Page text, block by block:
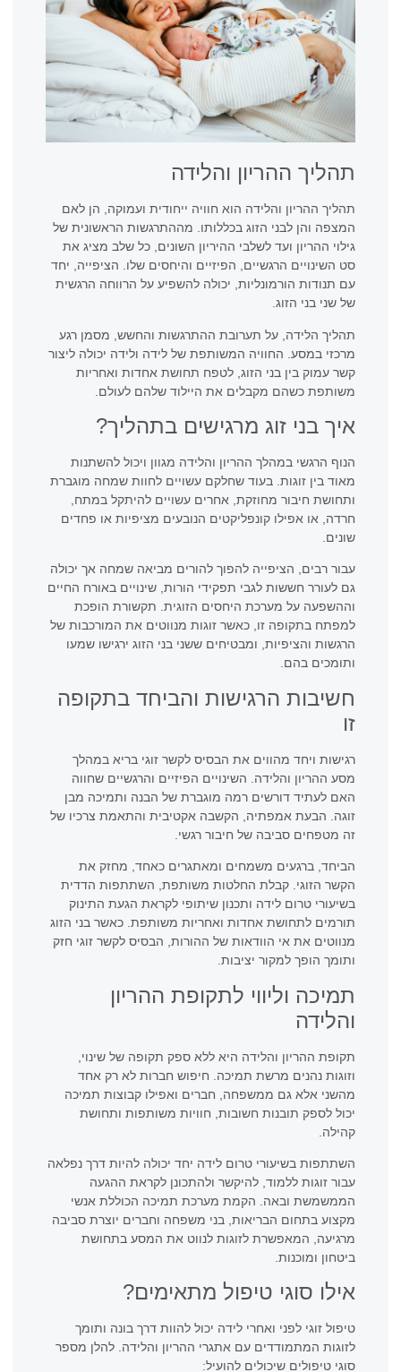
תהליך ההריון והלידה
תהליך ההריון והלידה הוא חוויה ייחודית ועמוקה, הן לאם
המצפה והן לבני הזוג בכללותו. מההתרגשות הראשונית של
גילוי ההריון ועד לשלבי ההיריון השונים, כל שלב מציג את
סט השינויים הרגשיים, הפיזיים והיחסים שלו. הציפייה, יחד
עם תנודות הורמונליות, יכולה להשפיע על הרווחה הרגשית
של שני בני הזוג.
תהליך הלידה, על תערובת ההתרגשות והחשש, מסמן רגע
מרכזי במסע. החוויה המשותפת של לידה ולידה יכולה ליצור
קשר עמוק בין בני הזוג, לטפח תחושת אחדות ואחריות
משותפת כשהם מקבלים את היילוד שלהם לעולם.
איך בני זוג מרגישים בתהליך?
הנוף הרגשי במהלך ההריון והלידה מגוון ויכול להשתנות
מאוד בין זוגות. בעוד שחלקם עשויים לחוות שמחה מוגברת
ותחושת חיבור מחוזקת, אחרים עשויים להיתקל במתח,
חרדה, או אפילו קונפליקטים הנובעים מציפיות או פחדים
שונים.
עבור רבים, הציפייה להפוך להורים מביאה שמחה אך יכולה
גם לעורר חששות לגבי תפקידי הורות, שינויים באורח החיים
וההשפעה על מערכת היחסים הזוגית. תקשורת הופכת
למפתח בתקופה זו, כאשר זוגות מנווטים את המורכבות של
הרגשות והציפיות, ומבטיחים ששני בני הזוג ירגישו שמעו
ותומכים בהם.
חשיבות הרגישות והביחד בתקופה
זו
רגישות ויחד מהווים את הבסיס לקשר זוגי בריא במהלך
מסע ההריון והלידה. השינויים הפיזיים והרגשיים שחווה
האם לעתיד דורשים רמה מוגברת של הבנה ותמיכה מבן
זוגה. הבעת אמפתיה, הקשבה אקטיבית והתאמת צרכיו של
זה מטפחים סביבה של חיבור רגשי.
הביחד, ברגעים משמחים ומאתגרים כאחד, מחזק את
הקשר הזוגי. קבלת החלטות משותפת, השתתפות הדדית
בשיעורי טרום לידה ותכנון שיתופי לקראת הגעת התינוק
תורמים לתחושת אחדות ואחריות משותפת. כאשר בני הזוג
מנווטים את אי הוודאות של ההורות, הבסיס לקשר זוגי חזק
ותומך הופך למקור יציבות.
תמיכה וליווי לתקופת ההריון
והלידה
תקופת ההריון והלידה היא ללא ספק תקופה של שינוי,
וזוגות נהנים מרשת תמיכה. חיפוש חברות לא רק אחד
מהשני אלא גם ממשפחה, חברים ואפילו קבוצות תמיכה
יכול לספק תובנות חשובות, חוויות משותפות ותחושת
קהילה.
השתתפות בשיעורי טרום לידה יחד יכולה להיות דרך נפלאה
עבור זוגות ללמוד, להיקשר ולהתכונן לקראת ההגעה
הממשמשת ובאה. הקמת מערכת תמיכה הכוללת אנשי
מקצוע בתחום הבריאות, בני משפחה וחברים יוצרת סביבה
מרגיעה, המאפשרת לזוגות לנווט את המסע בתחושת
ביטחון ומוכנות.
אילו סוגי טיפול מתאימים?
טיפול זוגי לפני ואחרי לידה יכול להוות דרך בונה ותומך
לזוגות המתמודדים עם אתגרי ההריון והלידה. להלן מספר
סוגי טיפולים שיכולים להועיל: